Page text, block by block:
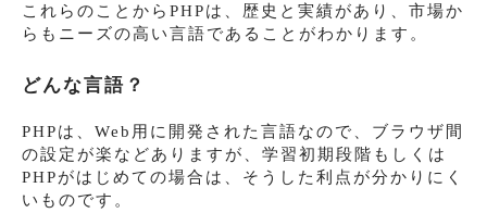
これらのことからPHPは、歴史と実績があり、市場か
らもニーズの高い言語であることがわかります。
どんな言語？
PHPは、Web用に開発された言語なので、ブラウザ間
の設定が楽などありますが、学習初期段階もしくは
PHPがはじめての場合は、そうした利点が分かりにく
いものです。